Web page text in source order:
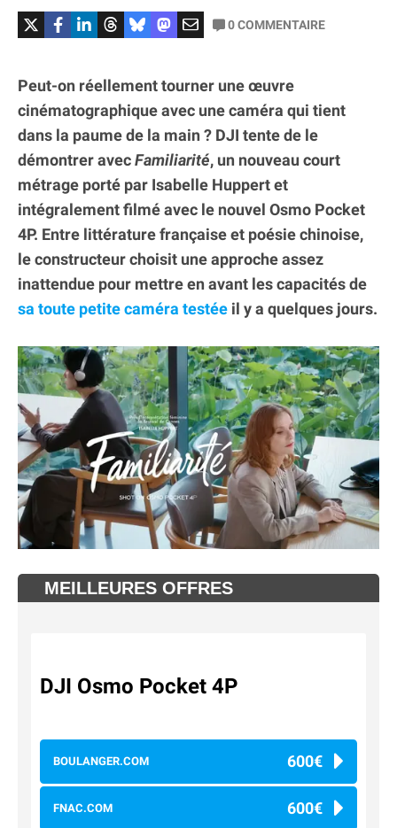
0COMMENTAIRE
Peut-on réellement tourner une œuvre
cinématographique avec une caméra qui tient
dans la paume de la main ? DJI tente de le
démontrer avecFamiliarité, un nouveau court
métrage porté par Isabelle Huppert et
intégralement filmé avec le nouvel Osmo Pocket
4P. Entre littérature française et poésie chinoise,
le constructeur choisit une approche assez
inattendue pour mettre en avant les capacités de
sa toute petite caméra testée il y a quelques jours.
MEILLEURES OFFRES
DJI Osmo Pocket 4P
BOULANGER.COM 600€
FNAC.COM 600€